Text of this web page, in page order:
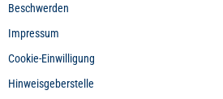
Beschwerden
Impressum
Cookie-Einwilligung
Hinweisgeberstelle